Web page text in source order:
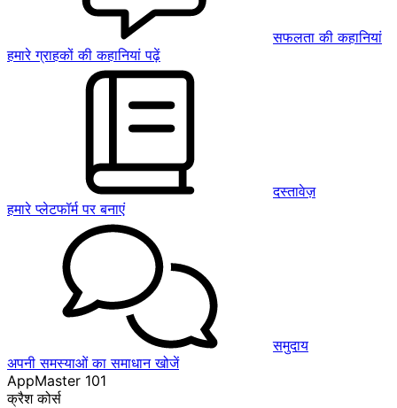
सफलता की कहानियां
हमारे ग्राहकों की कहानियां पढ़ें
दस्तावेज़
हमारे प्लेटफॉर्म पर बनाएं
समुदाय
अपनी समस्याओं का समाधान खोजें
AppMaster 101
क्रैश कोर्स